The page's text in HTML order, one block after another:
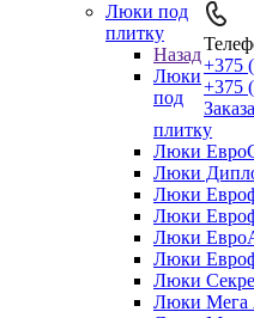
+375
+375
Люки под
плитку
Назад
Люки
под
плитку
Люки
Люки
Люки
Люки
Люки
Люки
Люки
Люки